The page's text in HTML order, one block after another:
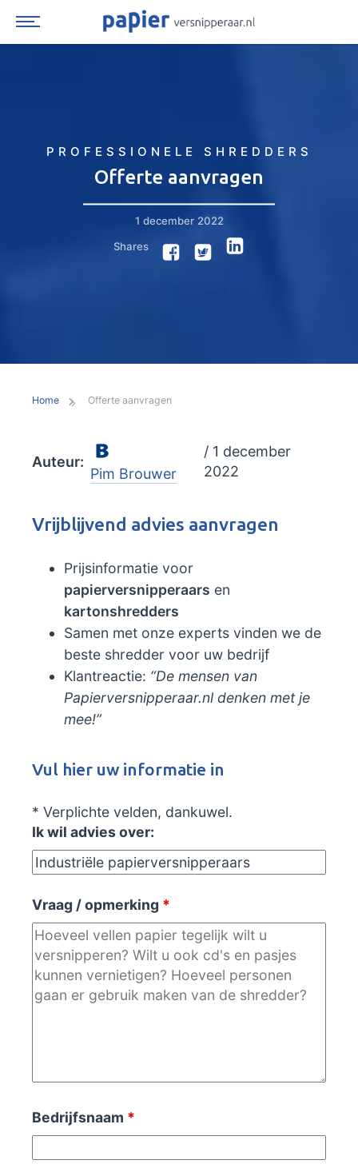
naar
PROFESSIONELE SHREDDERS
Offerte aanvragen
1 december 2022
Shares
Home Offerte aanvragen
Auteur:
Pim Brouwer
/ 1 december
2022
Vrijblijvend advies aanvragen
Prijsinformatie voor
papierversnipperaars en
kartonshredders
Samen met onze experts vinden we de
beste shredder voor uw bedrijf
Klantreactie: “De mensen van
Papierversnipperaar.nl denken met je
mee!”
Vul hier uw informatie in
* Verplichte velden, dankuwel.
Ik wil advies over:
Vraag / opmerking *
Bedrijfsnaam *